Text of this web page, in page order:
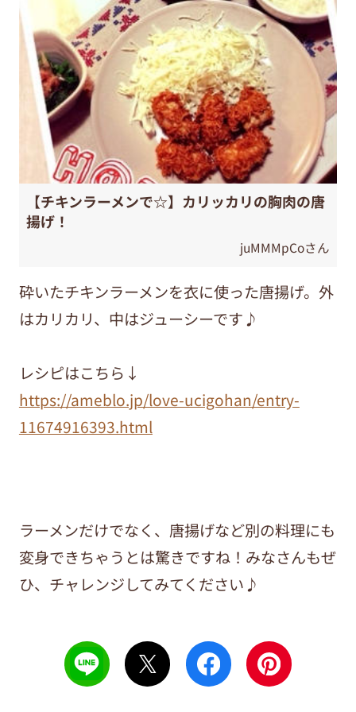
【チキンラーメンで☆】カリッカリの胸肉の唐
揚げ！
juMMMpCoさん
砕いたチキンラーメンを衣に使った唐揚げ。外
はカリカリ、中はジューシーです♪
レシピはこちら↓
https://ameblo.jp/love-ucigohan/entry-
11674916393.html
ラーメンだけでなく、唐揚げなど別の料理にも
変身できちゃうとは驚きですね！みなさんもぜ
ひ、チャレンジしてみてください♪